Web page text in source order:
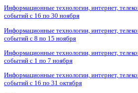
Информационные технологии, интернет,
событий с 16 по 30 ноября
Информационные технологии, интернет,
событий с 8 по 15 ноября
Информационные технологии, интернет,
событий с 1 по 7 ноября
Информационные технологии, интернет,
событий с 16 по 31 октября